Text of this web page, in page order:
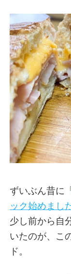
ずいぶん昔に
ック始めまし
少し前から自
いたのが、こ
ド。